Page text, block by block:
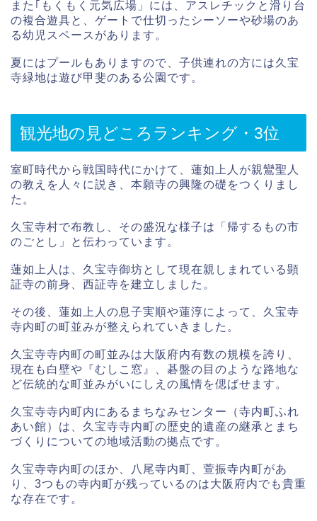
また｢もくもく元気広場」には、アスレチックと滑り台
の複合遊具と、ゲートで仕切ったシーソーや砂場のあ
る幼児スペースがあります。
夏にはプールもありますので、子供連れの方には久宝
寺緑地は遊び甲斐のある公園です。
観光地の見どころランキング・3位
室町時代から戦国時代にかけて、蓮如上人が親鸞聖人
の教えを人々に説き、本願寺の興隆の礎をつくりまし
た。
久宝寺村で布教し、その盛況な様子は「帰するもの市
のごとし」と伝わっています。
蓮如上人は、久宝寺御坊として現在親しまれている顕
証寺の前身、西証寺を建立しました。
その後、蓮如上人の息子実順や蓮淳によって、久宝寺
寺内町の町並みが整えられていきました。
久宝寺寺内町の町並みは大阪府内有数の規模を誇り、
現在も白壁や『むしこ窓』、碁盤の目のような路地な
ど伝統的な町並みがいにしえの風情を偲ばせます。
久宝寺寺内町内にあるまちなみセンター（寺内町ふれ
あい館）は、久宝寺寺内町の歴史的遺産の継承とまち
づくりについての地域活動の拠点です。
久宝寺寺内町のほか、八尾寺内町、萱振寺内町があ
り、3つもの寺内町が残っているのは大阪府内でも貴重
な存在です。